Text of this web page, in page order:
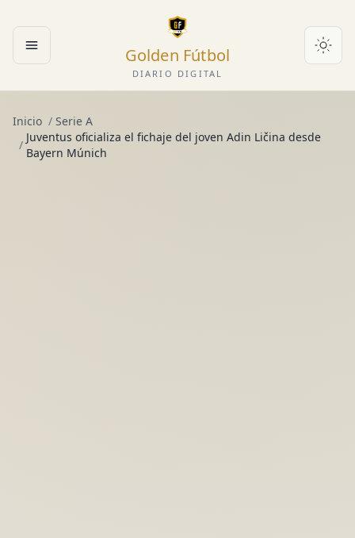
Abrir menú Golden Fútbol
DIARIO DIGITAL
Inicio / Serie A
/
Juventus oficializa el fichaje del joven Adin Ličina desde
Bayern Múnich